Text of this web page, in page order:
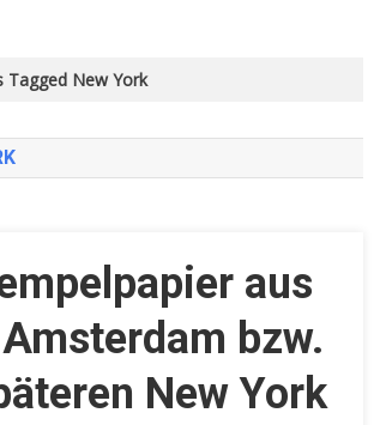
Tagged New York
aus
bzw.
New York